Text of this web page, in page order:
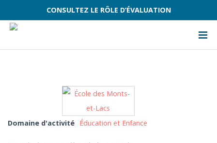
CONSULTEZ LE RÔLE D’ÉVALUATION
Domaine d'activité Éducation et Enfance